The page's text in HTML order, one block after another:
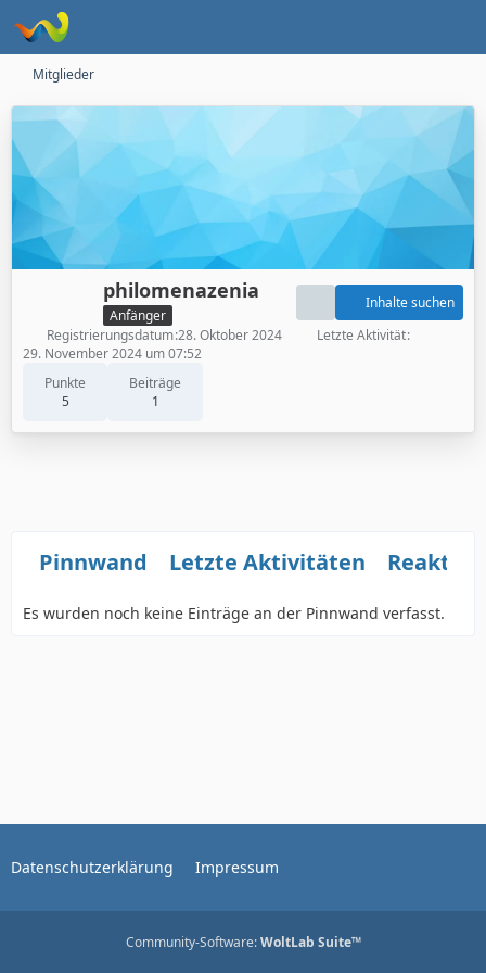
Mitglieder
philomenazenia
Anfänger
Punkte
5
Beiträge
1
Inhalte suchen
Registrierungsdatum 28. Oktober 2024
Letzte Aktivität
29. November 2024 um 07:52
Pinnwand Letzte Aktivitäten
Es wurden noch keine Einträge an der Pinnwand verfasst.
Datenschutzerklärung Impressum
Community-Software:WoltLab Suite™